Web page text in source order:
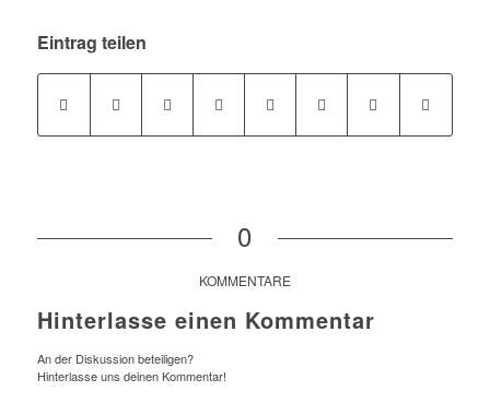
Eintrag teilen
0
KOMMENTARE
Hinterlasse einen Kommentar
An der Diskussion beteiligen?
Hinterlasse uns deinen Kommentar!